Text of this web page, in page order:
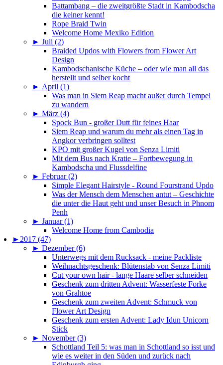
Battambang – die zweitgrößte Stadt in Kambodscha
die keiner kennt!
Rope Braid Twin
Welcome Home Mexiko Edition
► Juli (2)
Braided Updos with Flowers from Flower Art
Design
Kambodschanische Küche – oder wie man all das
herstellt und selber kocht
► April (1)
Was man in Siem Reap macht außer durch Tempel
zu wandern
► März (4)
Spock Bun - großer Dutt für feines Haar
Siem Reap und warum du mehr als einen Tag in
Angkor verbringen solltest
KPO mit großer Kugel von Senza Limiti
Mit dem Bus nach Kratie – Fortbewegung in
Kambodscha und Flussdelfine
► Februar (2)
Simple Elegant Hairstyle - Round Fourstrand Updo
Was der Mensch dem Menschen antut – Geschichte
die unter die Haut geht und unser Besuch in Phnom
Penh
► Januar (1)
Welcome Home from Cambodia
► 2017 (47)
► Dezember (6)
Unterwegs mit dem Rucksack - meine Packliste
Weihnachtsgeschenk: Blütenstab von Senza Limiti
Cut your own hair - lange Haare selber schneiden
Geschenk zum dritten Advent: Wasserfeste Forke
von Grahtoe
Geschenk zum zweiten Advent: Schmuck von
Flower Art Design
Geschenk zum ersten Advent: Lady Idun Unicorn
Stick
► November (3)
Schottland Teil 5: was man in Schottland so isst und
wie es weiter in den Süden und zurück nach